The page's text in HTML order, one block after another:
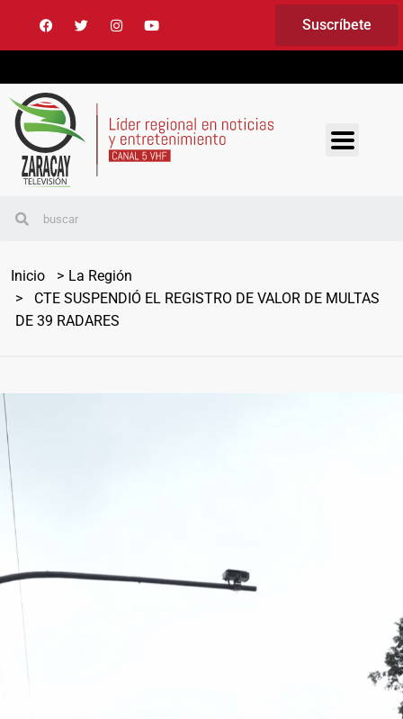
Suscríbete
Inicio
La Región
CTE SUSPENDIÓ EL REGISTRO DE VALOR DE MULTAS
DE 39 RADARES